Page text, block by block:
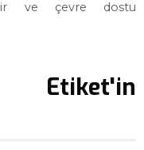
ve çevre dostu
Etiket'in